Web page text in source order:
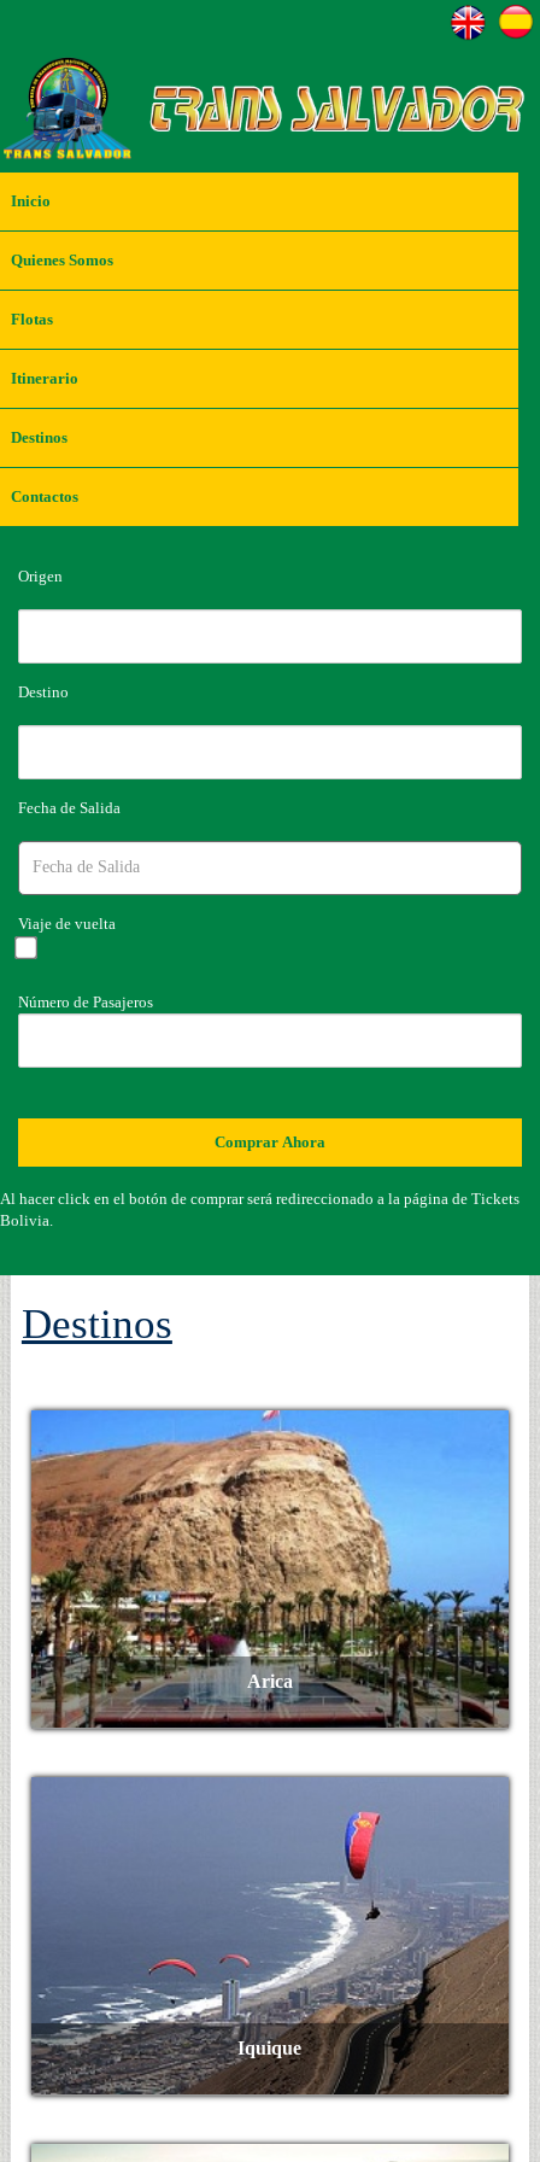
Inicio
Quienes Somos
Flotas
Itinerario
Destinos
Contactos
Origen
Destino
Fecha de Salida
Viaje de vuelta
Número de Pasajeros
Comprar Ahora
Al hacer click en el botón de comprar será redireccionado a la página de Tickets
Bolivia.
Destinos
Arica
Iquique